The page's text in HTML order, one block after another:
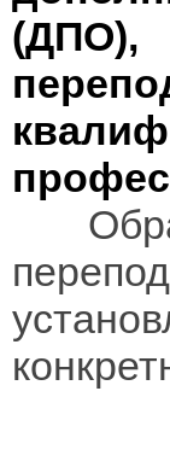
(ДПО),